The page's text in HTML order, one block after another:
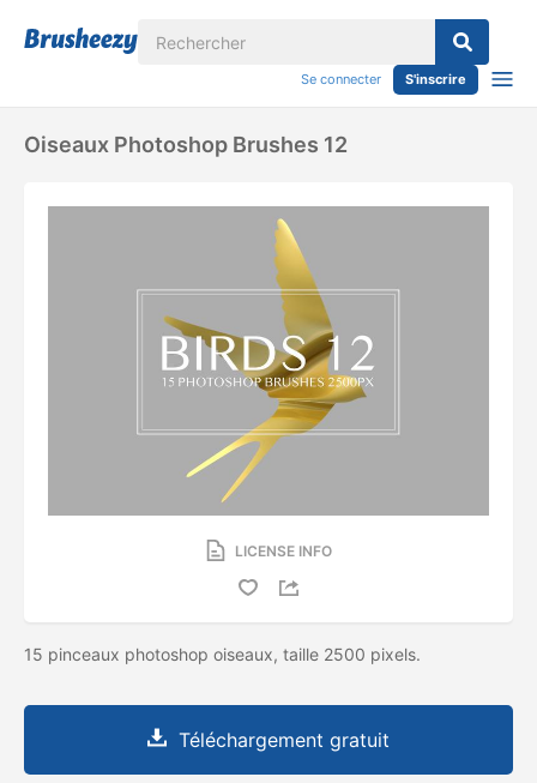
Se connecter S'inscrire
Oiseaux Photoshop Brushes 12
LICENSE INFO
15 pinceaux photoshop oiseaux, taille 2500 pixels.
Téléchargement gratuit